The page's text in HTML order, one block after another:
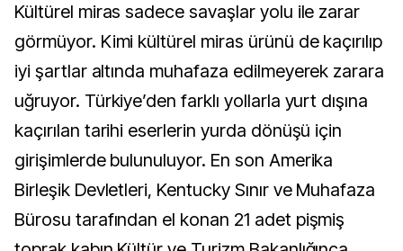
Kültürel miras sadece savaşlar yolu ile zarar
görmüyor. Kimi kültürel miras ürünü de kaçırılıp
iyi şartlar altında muhafaza edilmeyerek zarara
uğruyor. Türkiye’den farklı yollarla yurt dışına
kaçırılan tarihi eserlerin yurda dönüşü için
girişimlerde bulunuluyor. En son Amerika
Birleşik Devletleri, Kentucky Sınır ve Muhafaza
Bürosu tarafından el konan 21 adet pişmiş